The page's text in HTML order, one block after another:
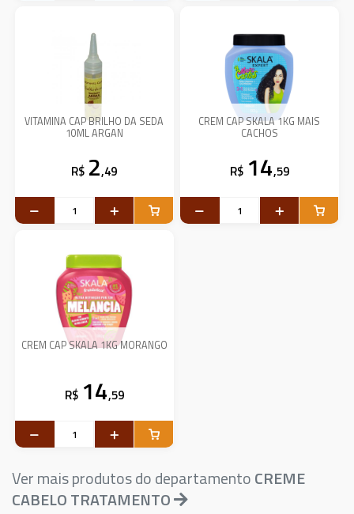
VITAMINA CAP BRILHO DA SEDA
10ML ARGAN
R$ 2,49
CREM CAP SKALA 1KG MAIS
CACHOS
R$ 14,59
CREM CAP SKALA 1KG MORANGO
R$ 14,59
Ver mais produtos do departamentoCREME
CABELO TRATAMENTO